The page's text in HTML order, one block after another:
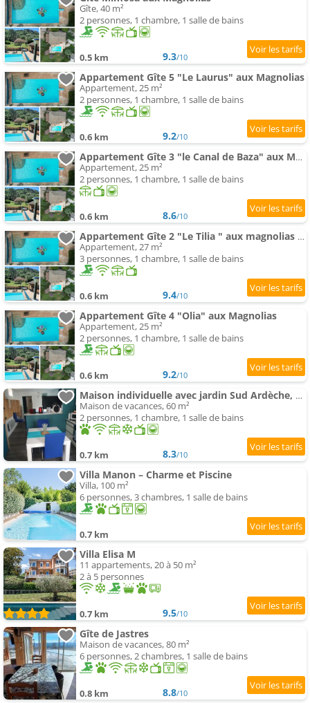
Gîte, 40 m²
2 personnes, 1 chambre, 1 salle de bains
0.5 km 9.3/10
Appartement Gîte 5 "Le Laurus" aux Magnolias
Appartement, 25 m²
2 personnes, 1 chambre, 1 salle de bains
0.6 km 9.2/10
Appartement Gîte 3 "le Canal de Baza" aux Magnolias
Appartement, 25 m²
2 personnes, 1 chambre, 1 salle de bains
0.6 km 8.6/10
Appartement Gîte 2 "Le Tilia " aux magnolias 3 étoiles
Appartement, 27 m²
3 personnes, 1 chambre, 1 salle de bains
0.6 km 9.4/10
Appartement Gîte 4 "Olia" aux Magnolias
Appartement, 25 m²
2 personnes, 1 chambre, 1 salle de bains
0.6 km 9.2/10
Maison individuelle avec jardin Sud Ardèche, Aubenas Vals les bains
Maison de vacances, 60 m²
2 personnes, 1 chambre, 1 salle de bains
0.7 km 8.3/10
Villa Manon – Charme et Piscine
Villa, 100 m²
6 personnes, 3 chambres, 1 salle de bains
0.7 km
Villa Elisa M
11 appartements, 20 à 50 m²
2 à 5 personnes
0.7 km 9.5/10
Gîte de Jastres
Maison de vacances, 80 m²
6 personnes, 2 chambres, 1 salle de bains
0.8 km 8.8/10